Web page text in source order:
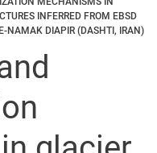
INFERRED FROM EBSD
NAMAK DIAPIR (DASHTI, IRAN)